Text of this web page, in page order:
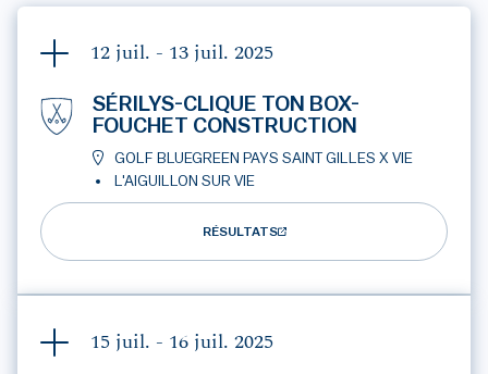
12 juil. - 13 juil. 2025
SÉRILYS-CLIQUE TON BOX-
FOUCHET CONSTRUCTION
GOLF BLUEGREEN PAYS SAINT GILLES X VIE
L'AIGUILLON SUR VIE
RÉSULTATS
15 juil. - 16 juil. 2025